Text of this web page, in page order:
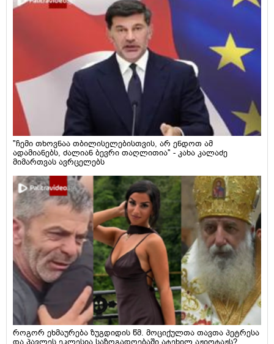
"ჩემი თხოვნაა თბილისელებისთვის, არ ენდოთ ამ
ადამიანებს, ძალიან ბევრი თაღლითია" - კახა კალაძე
მიმართვას ავრცელებს
როგორ ეხმაურება ზუგდიდის წმ. მოციქულთა თავთა პეტრესა
და პავლეს ეკლესია საზოგადოებაში ატეხილ აჟიოტაჟს?